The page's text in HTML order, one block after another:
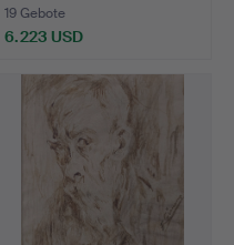
19 Gebote
6.223 USD